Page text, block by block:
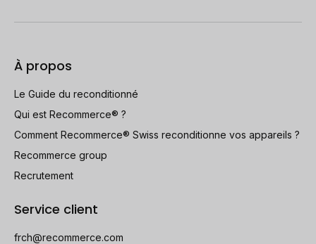
À propos
Le Guide du reconditionné
Qui est Recommerce® ?
Comment Recommerce® Swiss reconditionne vos appareils ?
Recommerce group
Recrutement
Service client
frch@recommerce.com